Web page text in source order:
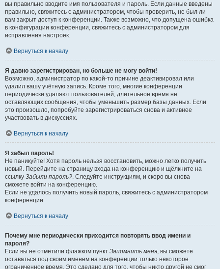
вы правильно вводите имя пользователя и пароль. Если данные введены
правильно, свяжитесь с администратором, чтобы проверить, не был ли
вам закрыт доступ к конференции. Также возможно, что допущена ошибка
в конфигурации конференции, свяжитесь с администратором для
исправления настроек.
Вернуться к началу
Я давно зарегистрирован, но больше не могу войти!
Возможно, администратор по какой-то причине деактивировал или
удалил вашу учётную запись. Кроме того, многие конференции
периодически удаляют пользователей, длительное время не
оставляющих сообщения, чтобы уменьшить размер базы данных. Если
это произошло, попробуйте зарегистрироваться снова и активнее
участвовать в дискуссиях.
Вернуться к началу
Я забыл пароль!
Не паникуйте! Хотя пароль нельзя восстановить, можно легко получить
новый. Перейдите на страницу входа на конференцию и щёлкните на
ссылку Забыли пароль?. Следуйте инструкциям, и скоро вы снова
сможете войти на конференцию.
Если не удалось получить новый пароль, свяжитесь с администратором
конференции.
Вернуться к началу
Почему мне периодически приходится повторять ввод имени и
пароля?
Если вы не отметили флажком пункт Запомнить меня, вы сможете
оставаться под своим именем на конференции только некоторое
ограниченное время. Это сделано для того, чтобы никто другой не смог